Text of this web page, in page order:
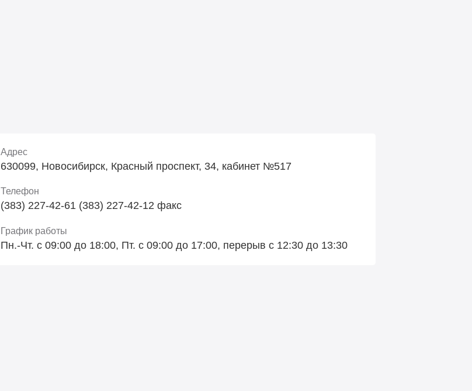
Адрес
630099, Новосибирск, Красный проспект, 34, кабинет №517
Телефон
(383) 227-42-61 (383) 227-42-12 факс
График работы
Пн.-Чт. с 09:00 до 18:00, Пт. с 09:00 до 17:00, перерыв с 12:30 до 13:30